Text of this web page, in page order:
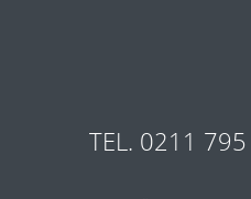
TEL. 0211